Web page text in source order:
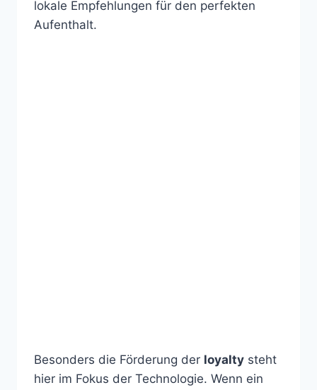
lokale Empfehlungen für den perfekten
Aufenthalt.
Besonders die Förderung der loyalty steht
hier im Fokus der Technologie. Wenn ein